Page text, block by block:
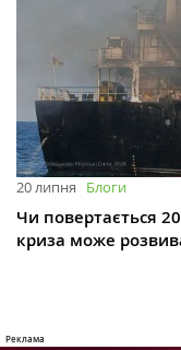
20 липня Блоги
Чи повертається
криза може